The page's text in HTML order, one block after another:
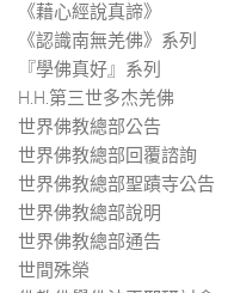
《藉心經說真諦》
《認識南無羌佛》系列
『學佛真好』系列
H.H.第三世多杰羌佛
世界佛教總部公告
世界佛教總部回覆諮詢
世界佛教總部聖蹟寺公告
世界佛教總部說明
世界佛教總部通告
世間殊榮